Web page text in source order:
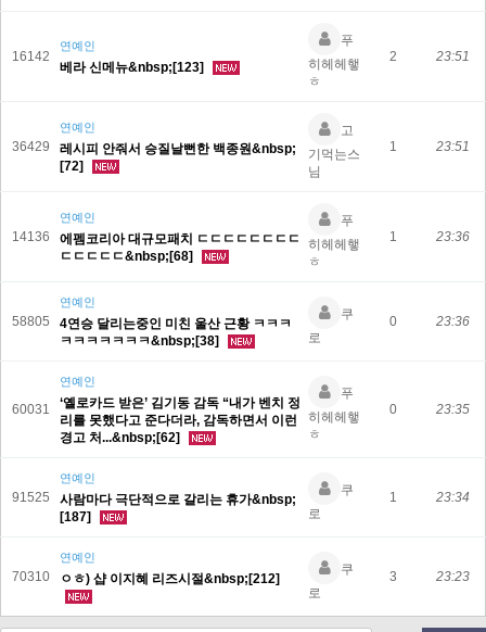
16142
연예인
베라 신메뉴&nbsp;[123]
푸
히헤헤햏
ㅎ
2 23:51
36429
연예인
레시피 안줘서 승질날뻔한 백종원&nbsp;
[72]
고
기먹는스
님
1 23:51
14136
연예인
에펨코리아 대규모패치 ㄷㄷㄷㄷㄷㄷㄷㄷ
ㄷㄷㄷㄷㄷ&nbsp;[68]
푸
히헤헤햏
ㅎ
1 23:36
58805
연예인
4연승 달리는중인 미친 울산 근황 ㅋㅋㅋ
ㅋㅋㅋㅋㅋㅋㅋ&nbsp;[38]
쿠
로
0 23:36
60031
연예인
‘옐로카드 받은’ 김기동 감독 “내가 벤치 정
리를 못했다고 준다더라, 감독하면서 이런
경고 처...&nbsp;[62]
푸
히헤헤햏
ㅎ
0 23:35
91525
연예인
사람마다 극단적으로 갈리는 휴가&nbsp;
[187]
쿠
로
1 23:34
70310
연예인
ㅇㅎ) 샵 이지혜 리즈시절&nbsp;[212]
쿠
로
3 23:23